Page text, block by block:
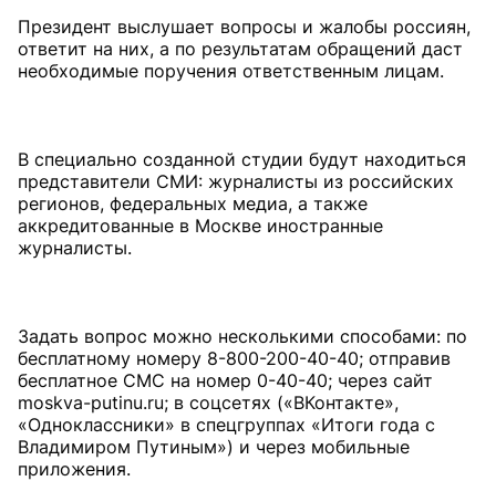
Президент выслушает вопросы и жалобы россиян,
ответит на них, а по результатам обращений даст
необходимые поручения ответственным лицам.
В специально созданной студии будут находиться
представители СМИ: журналисты из российских
регионов, федеральных медиа, а также
аккредитованные в Москве иностранные
журналисты.
Задать вопрос можно несколькими способами: по
бесплатному номеру 8-800-200-40-40; отправив
бесплатное СМС на номер 0-40-40; через сайт
moskva-putinu.ru; в соцсетях («ВКонтакте»,
«Одноклассники» в спецгруппах «Итоги года с
Владимиром Путиным») и через мобильные
приложения.